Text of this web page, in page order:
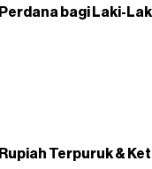
Perdana bagi Laki-
Rupiah Terpuruk &